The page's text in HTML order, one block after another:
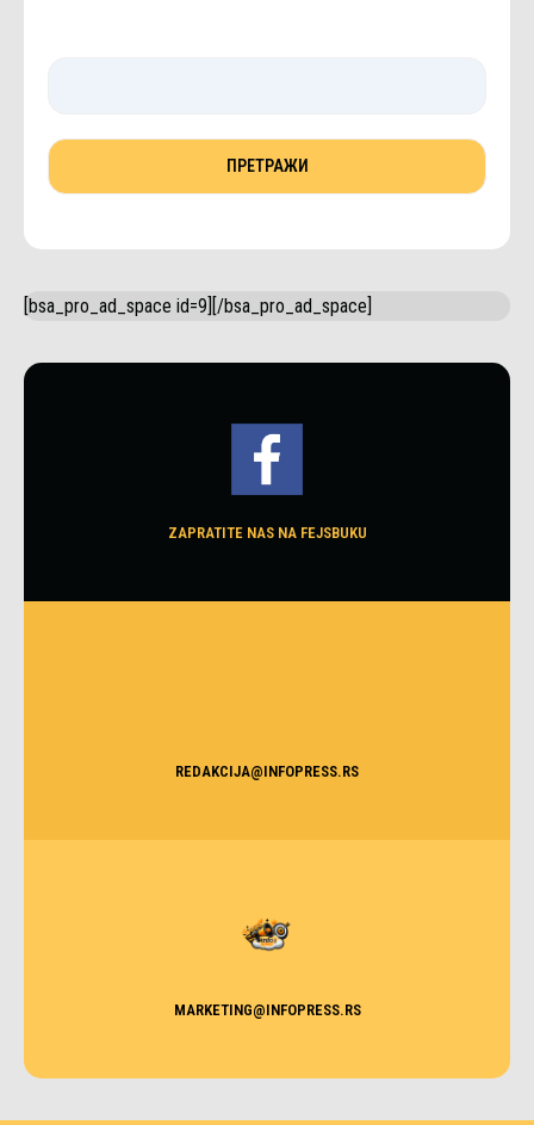
[bsa_pro_ad_space id=9][/bsa_pro_ad_space]
ZAPRATITE NAS NA FEJSBUKU
REDAKCIJA@INFOPRESS.RS
MARKETING@INFOPRESS.RS